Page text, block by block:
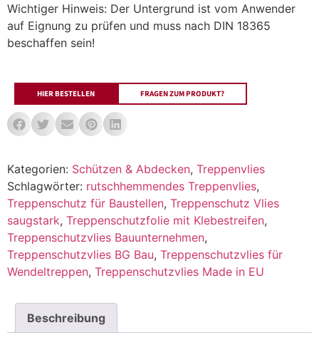
Wichtiger Hinweis: Der Untergrund ist vom Anwender
auf Eignung zu prüfen und muss nach DIN 18365
beschaffen sein!
HIER BESTELLEN FRAGEN ZUM PRODUKT?
Kategorien: Schützen & Abdecken, Treppenvlies
Schlagwörter: rutschhemmendes Treppenvlies,
Treppenschutz für Baustellen, Treppenschutz Vlies
saugstark, Treppenschutzfolie mit Klebestreifen,
Treppenschutzvlies Bauunternehmen,
Treppenschutzvlies BG Bau, Treppenschutzvlies für
Wendeltreppen, Treppenschutzvlies Made in EU
Beschreibung